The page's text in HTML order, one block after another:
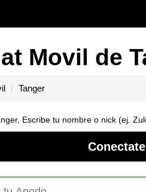
Movil de
Tanger
Escribe tu nombre o nick (ej.